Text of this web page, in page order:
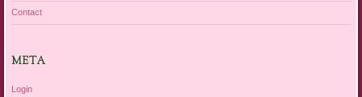
Contact
META
Login